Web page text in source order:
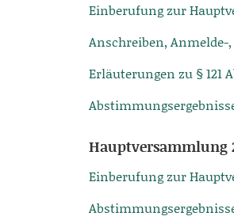
Einberufung zur
Anschreiben,
Erläuterungen zu § 121
Hauptversammlung
Einberufung zur